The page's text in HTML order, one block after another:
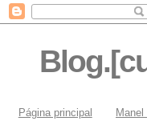
Página principal